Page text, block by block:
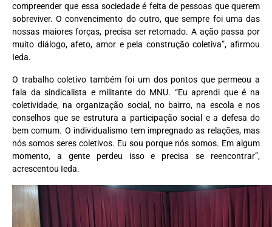
compreender que essa sociedade é feita de pessoas que querem
sobreviver. O convencimento do outro, que sempre foi uma das
nossas maiores forças, precisa ser retomado. A ação passa por
muito diálogo, afeto, amor e pela construção coletiva”, afirmou
Ieda.
O trabalho coletivo também foi um dos pontos que permeou a
fala da sindicalista e militante do MNU. “Eu aprendi que é na
coletividade, na organização social, no bairro, na escola e nos
conselhos que se estrutura a participação social e a defesa do
bem comum. O individualismo tem impregnado as relações, mas
nós somos seres coletivos. Eu sou porque nós somos. Em algum
momento, a gente perdeu isso e precisa se reencontrar”,
acrescentou Ieda.